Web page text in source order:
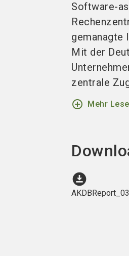
Software-
gemanagte
Mit der
zentrale
add_circle_outline Mehr
download_for_offline